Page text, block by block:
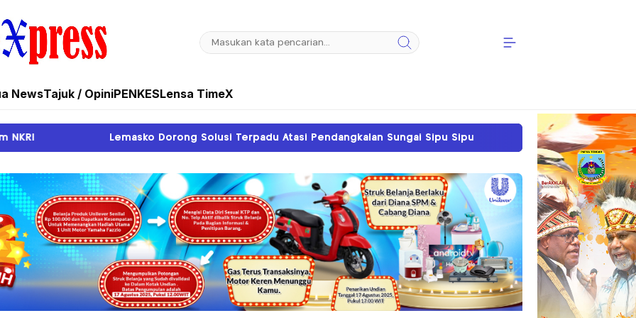
NewsTajuk / OpiniPENKESLensa TimeX
Dorong Solusi Terpadu Atasi Pendangkalan Sungai Sipu Sipu Sengketa Tanah SP II Memanas, PN